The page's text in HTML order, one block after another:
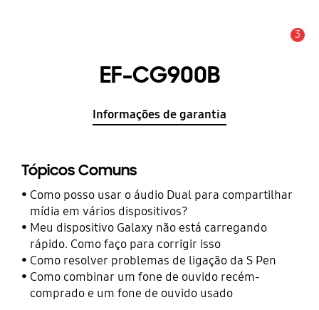
3
EF-CG900B
Informações de garantia
Tópicos Comuns
Como posso usar o áudio Dual para compartilhar
mídia em vários dispositivos?
Meu dispositivo Galaxy não está carregando
rápido. Como faço para corrigir isso
Como resolver problemas de ligação da S Pen
Como combinar um fone de ouvido recém-
comprado e um fone de ouvido usado